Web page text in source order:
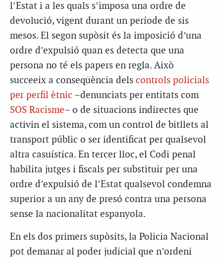
l’Estat i a les quals s’imposa una ordre de
devolució, vigent durant un període de sis
mesos. El segon supòsit és la imposició d’una
ordre d’expulsió quan es detecta que una
persona no té els papers en regla. Això
succeeix a conseqüència dels controls policials
per perfil ètnic –denunciats per entitats com
SOS Racisme– o de situacions indirectes que
activin el sistema, com un control de bitllets al
transport públic o ser identificat per qualsevol
altra casuística. En tercer lloc, el Codi penal
habilita jutges i fiscals per substituir per una
ordre d’expulsió de l’Estat qualsevol condemna
superior a un any de presó contra una persona
sense la nacionalitat espanyola.
En els dos primers supòsits, la Policia Nacional
pot demanar al poder judicial que n’ordeni